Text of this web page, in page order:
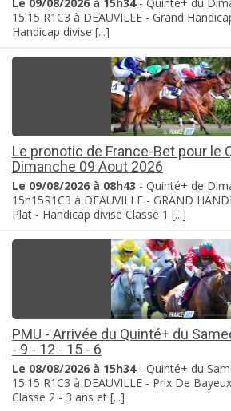
15:15 R1C3 à DEAUVILLE - Grand
Handicap divise [...]
Le pronotic de France-Bet pour le
Dimanche 09 Aout 2026
Le 09/08/2026 à 08h43 - Quinté+ de
15h15R1C3 à DEAUVILLE - GRAND
Plat - Handicap divise Classe 1 [...]
PMU - Arrivée du Quinté+ du
- 9 - 12 - 15 - 6
Le 08/08/2026 à 15h34- Quinté+ du
15:15 R1C3 à DEAUVILLE - Prix De
Classe 2 - 3 ans et [...]